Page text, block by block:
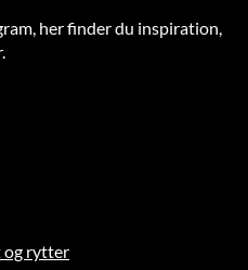
her finder du inspiration,
og rytter